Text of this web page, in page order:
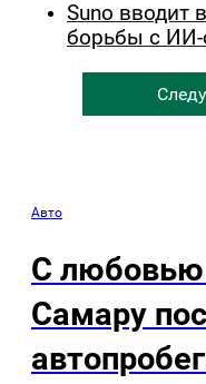
Suno вводит
борьбы с
Авто
С любовью
Самару